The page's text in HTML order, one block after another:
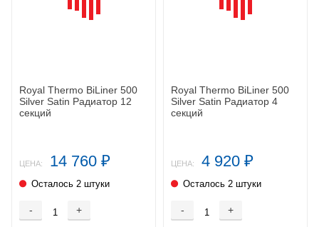
Royal Thermo BiLiner 500
Silver Satin Радиатор 12
секций
ЦЕНА: 14 760 ₽
Осталось 2 штуки
- +
Royal Thermo BiLiner 500
Silver Satin Радиатор 4
секций
ЦЕНА: 4 920 ₽
Осталось 2 штуки
- +